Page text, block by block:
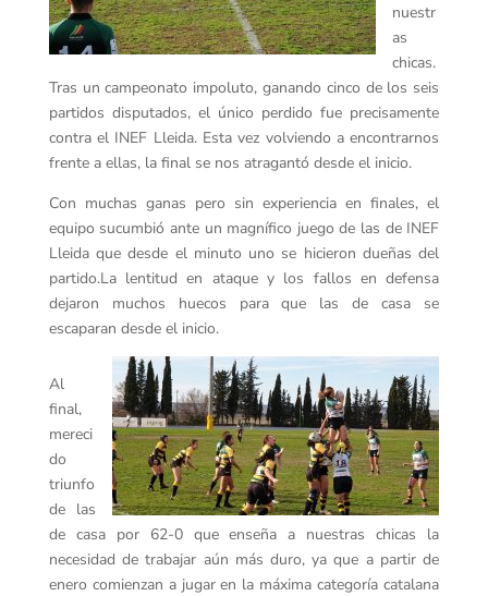
nuestr
as
chicas.
Tras un campeonato impoluto, ganando cinco de los seis
partidos disputados, el único perdido fue precisamente
contra el INEF Lleida. Esta vez volviendo a encontrarnos
frente a ellas, la final se nos atragantó desde el inicio.
Con muchas ganas pero sin experiencia en finales, el
equipo sucumbió ante un magnífico juego de las de INEF
Lleida que desde el minuto uno se hicieron dueñas del
partido.La lentitud en ataque y los fallos en defensa
dejaron muchos huecos para que las de casa se
escaparan desde el inicio.
Al
final,
mereci
do
triunfo
de las
de casa por 62-0 que enseña a nuestras chicas la
necesidad de trabajar aún más duro, ya que a partir de
enero comienzan a jugar en la máxima categoría catalana